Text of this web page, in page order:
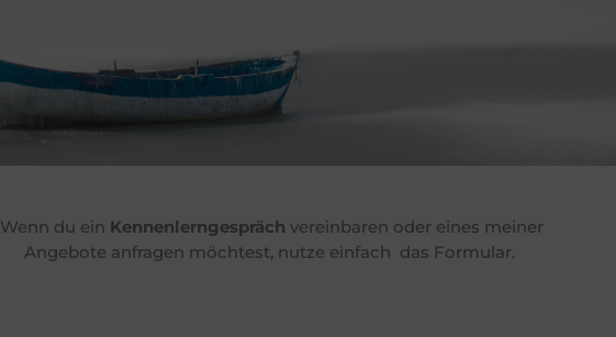
Wenn du ein Kennenlerngespräch vereinbaren oder eines meiner
Angebote anfragen möchtest, nutze einfach das Formular.